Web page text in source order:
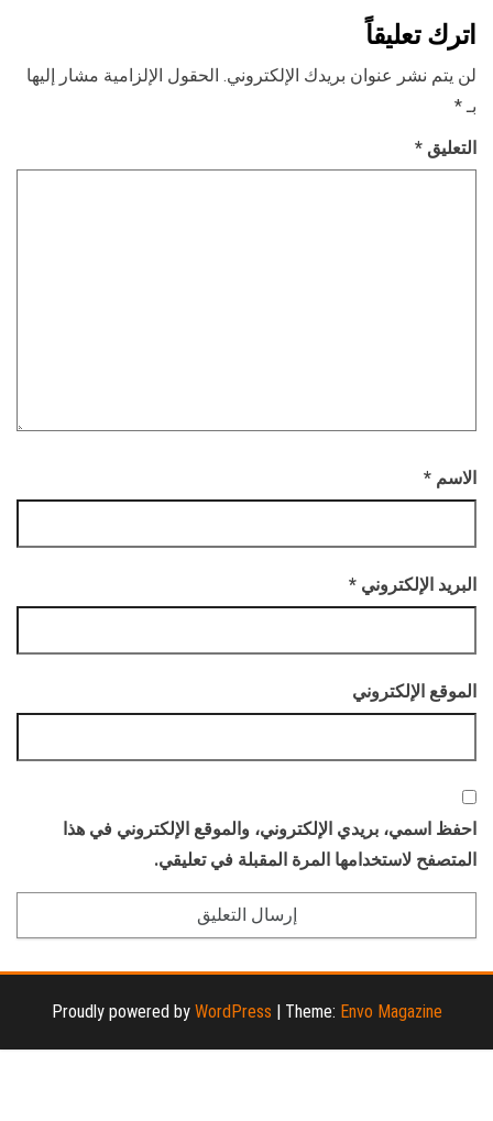
اترك تعليقاً
لن يتم نشر عنوان بريدك الإلكتروني. الحقول الإلزامية مشار إليها
بـ*
التعليق *
الاسم *
البريد الإلكتروني *
الموقع الإلكتروني
احفظ اسمي، بريدي الإلكتروني، والموقع الإلكتروني في هذا
المتصفح لاستخدامها المرة المقبلة في تعليقي.
Proudly powered by WordPress | Theme: Envo Magazine